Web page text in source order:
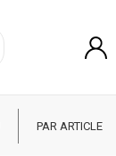
PAR ARTICLE